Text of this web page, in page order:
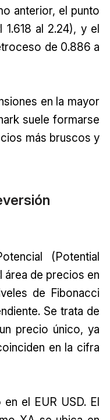
anterior, el punto
al 2.24), y el
de 0.886 a
en la mayor
suele formarse
más bruscos y
(Potential
área de precios en
de Fibonacci
Se trata de
precio único, ya
en la cifra
el EUR USD. El